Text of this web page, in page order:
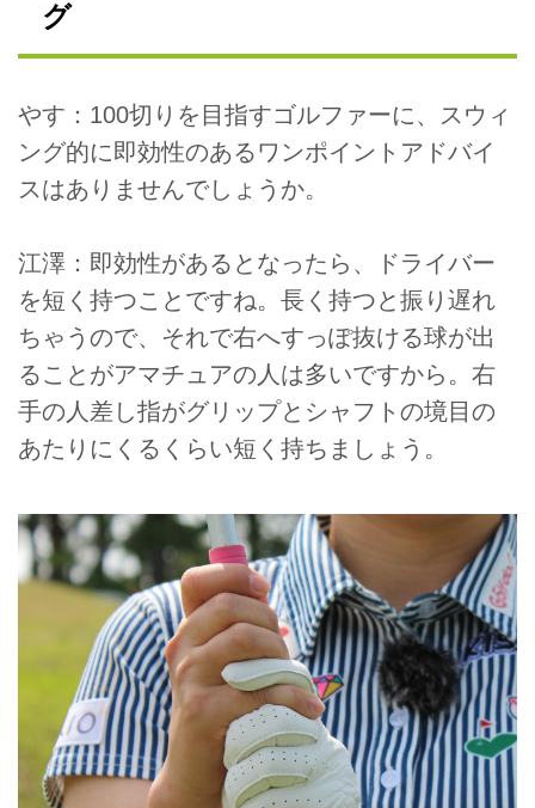
グ
やす：100切りを目指すゴルファーに、スウィ
ング的に即効性のあるワンポイントアドバイ
スはありませんでしょうか。
江澤：即効性があるとなったら、ドライバー
を短く持つことですね。長く持つと振り遅れ
ちゃうので、それで右へすっぽ抜ける球が出
ることがアマチュアの人は多いですから。右
手の人差し指がグリップとシャフトの境目の
あたりにくるくらい短く持ちましょう。